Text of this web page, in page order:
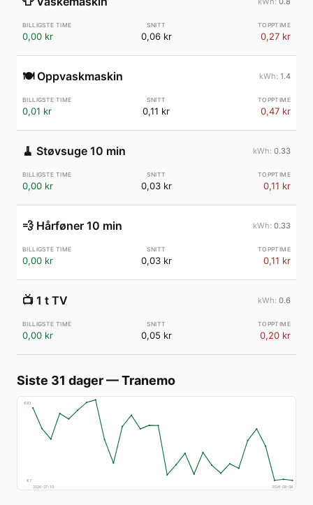
0,00 kr 0,06 kr 0,27 kr
🍽️ Oppvaskmaskin 1.4
0,01 kr 0,11 kr 0,47 kr
🧹 Støvsuge 10 min 0.33
0,00 kr 0,03 kr 0,11 kr
💨 Hårføner 10 min 0.33
0,00 kr 0,03 kr 0,11 kr
📺 1 t TV 0.6
0,00 kr 0,05 kr 0,20 kr
Siste 31 dager—Tranemo
€83
€7
2026-07-10
2026-08-08